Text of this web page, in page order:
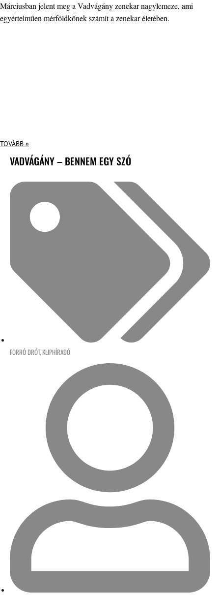
Márciusban jelent meg a Vadvágány zenekar nagylemeze, ami
egyértelműen mérföldkőnek számít a zenekar életében.
TOVÁBB »
VADVÁGÁNY – BENNEM EGY SZÓ
FORRÓ DRÓT, KLIPHÍRADÓ